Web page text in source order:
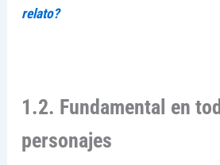
relato?
1.2. Fundamental en
personajes